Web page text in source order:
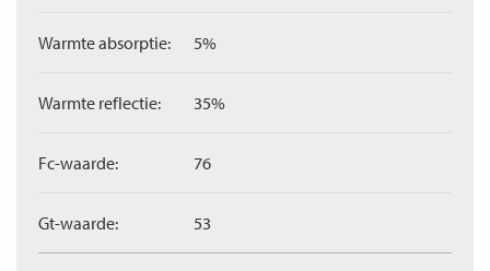
Warmte absorptie: 5%
Warmte reflectie: 35%
Fc-waarde: 76
Gt-waarde: 53